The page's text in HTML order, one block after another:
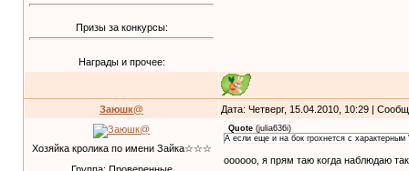
Призы за конкурсы:
Награды и прочее:
Заюшк@ Дата: Четверг, 15.04.2010, 10:29 |
Хозяйка кролика по имени Зайка☆☆☆
Quote (julia636i)
А если еще и на бок грохнется с характерным
оооооо, я прям таю когда наблюдаю